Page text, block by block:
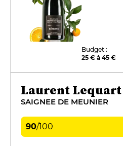
Budget :
25 € à 45 €
Laurent Lequart
SAIGNEE DE MEUNIER
90/100